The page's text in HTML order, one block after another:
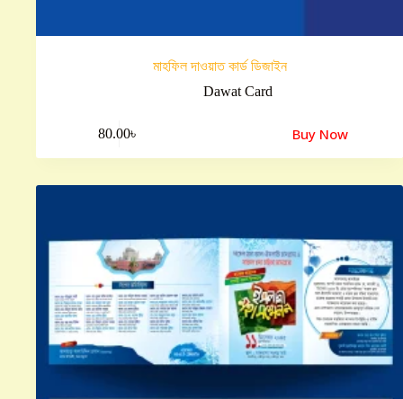
মাহফিল দাওয়াত কার্ড ডিজাইন
Dawat Card
80.00৳ Buy Now